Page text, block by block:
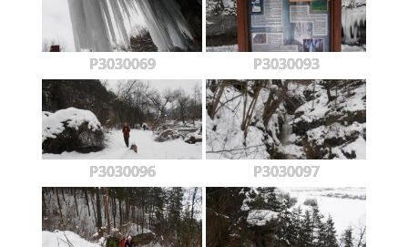
P3030069 P3030093
P3030096 P3030097